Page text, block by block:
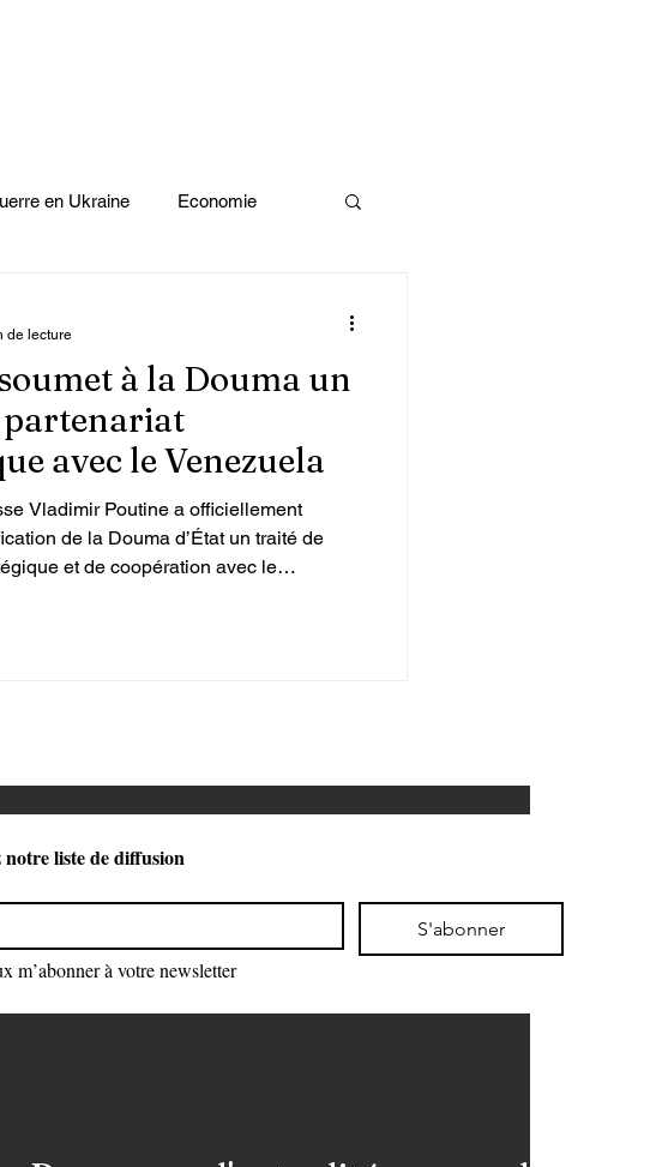
en Ukraine Economie
Jeux olympiques Paris 2024
à la Douma un
avec le Venezuela
Vladimir Poutine a officiellement
de la Douma d’État un traité de
et de coopération avec le
de lecture
notre liste de diffusion
S'abonner
m’abonner à votre newsletter